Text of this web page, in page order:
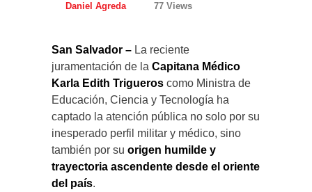
Daniel Agreda
77 Views
San Salvador – La reciente
juramentación de la Capitana Médico
Karla Edith Trigueros como Ministra de
Educación, Ciencia y Tecnología ha
captado la atención pública no solo por su
inesperado perfil militar y médico, sino
también por su origen humilde y
trayectoria ascendente desde el oriente
del país.